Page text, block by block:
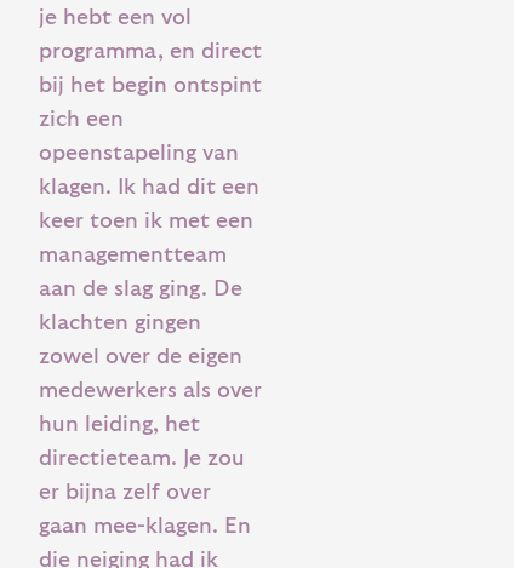
je hebt een vol
programma, en direct
bij het begin ontspint
zich een
opeenstapeling van
klagen. Ik had dit een
keer toen ik met een
managementteam
aan de slag ging. De
klachten gingen
zowel over de eigen
medewerkers als over
hun leiding, het
directieteam. Je zou
er bijna zelf over
gaan mee-klagen. En
die neiging had ik